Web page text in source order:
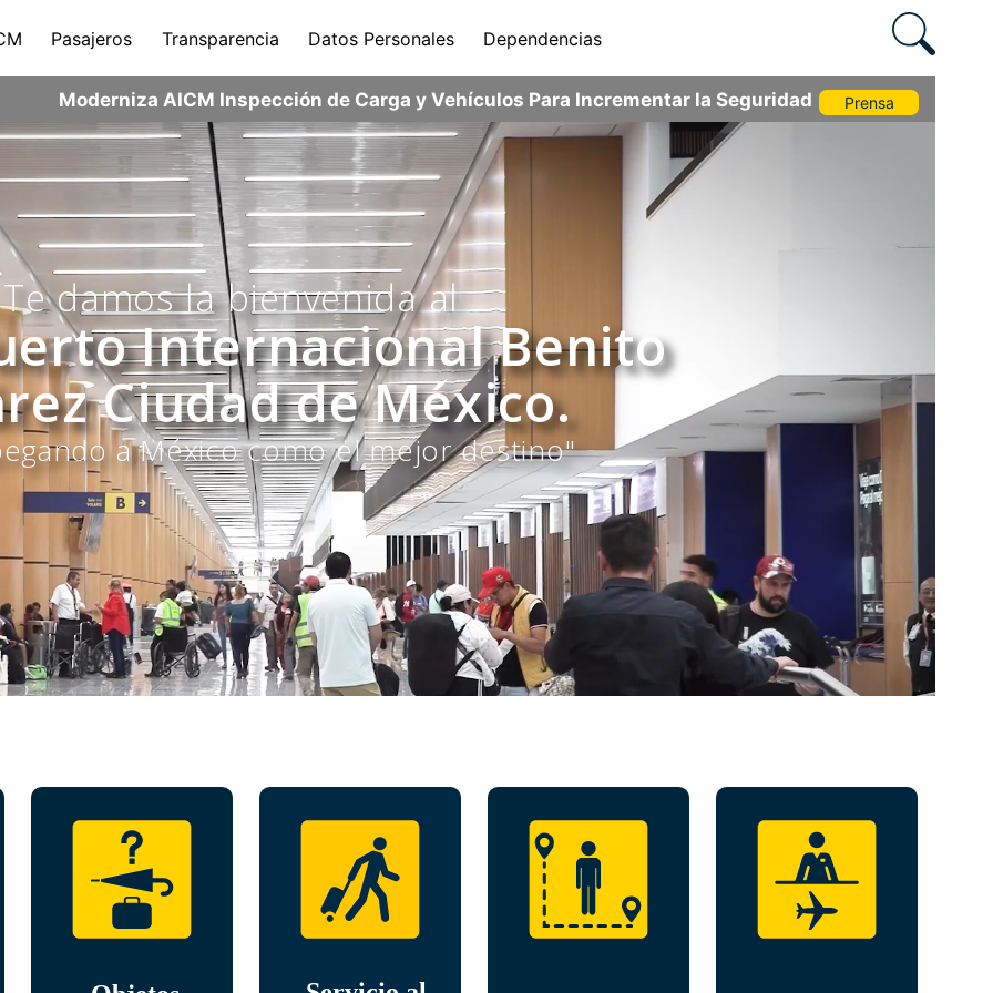
Pasajeros Transparencia Datos Personales Dependencias
Moderniza AICM Inspección de Carga y Vehículos Para Incrementar la Seguridad Prensa
Te damos la bienvenida al
a México como el mejor destino"
Internacional Benito
Ciudad de México.